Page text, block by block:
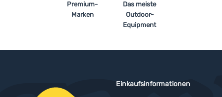
Premium-
Marken
Das meiste
Outdoor-
Equipment
Einkaufsinformationen